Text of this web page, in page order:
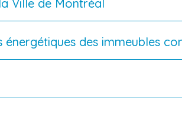
Ville de Montréal
énergétiques des immeubles